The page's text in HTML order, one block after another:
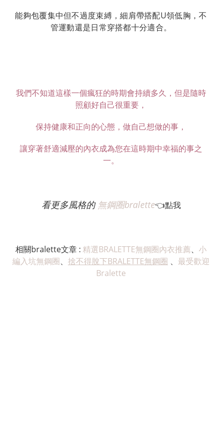
能夠包覆集中但不過度束縛，細肩帶搭配U領低胸，不
管運動還是日常穿搭都十分適合。
我們不知道這樣一個瘋狂的時期會持續多久，但是隨時
照顧好自己很重要，
保持健康和正向的心態，做自己想做的事，
讓穿著舒適減壓的內衣成為您在這時期中幸福的事之
一。
看更多風格的 無鋼圈bralette👈點我
相關bralette文章 : 精選BRALETTE無鋼圈內衣推薦、 小
編入坑無鋼圈、 捨不得脫下BRALETTE無鋼圈 、 最受歡迎
Bralette